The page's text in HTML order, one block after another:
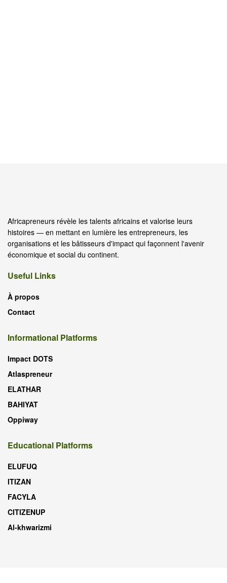
Africapreneurs révèle les talents africains et valorise leurs
histoires — en mettant en lumière les entrepreneurs, les
organisations et les bâtisseurs d'impact qui façonnent l'avenir
économique et social du continent.
Useful Links
À propos
Contact
Informational Platforms
Impact DOTS
Atlaspreneur
ELATHAR
BAHIYAT
Oppiway
Educational Platforms
ELUFUQ
ITIZAN
FACYLA
CITIZENUP
Al-khwarizmi